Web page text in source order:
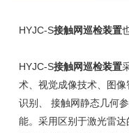
HYJC-S接触网巡检装置
HYJC-S接触网巡检装置
术、视觉成像技术、图
识别、 接触网静态几何
能。采用区别于激光雷